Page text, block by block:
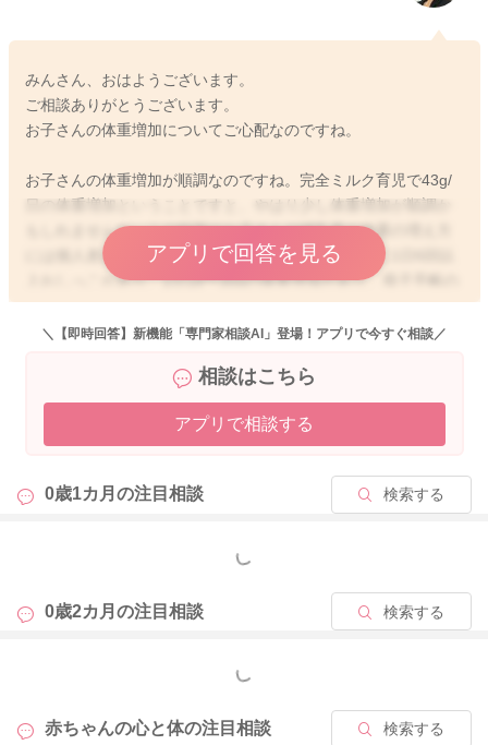
みんさん、おはようございます。
ご相談ありがとうございます。
お子さんの体重増加についてご心配なのですね。
お子さんの体重増加が順調なのですね。完全ミルク育児で43g/
日の体重増加ということですと、やはり少し体重増加が順調か
もしれませんね。この時期のお子さんの哺乳量や体重の増え方
には個人差が大きいですが、目安としては、一般的に1日6回以
上おしっこがあり、1日18〜30gの体重増加があり、母子手帳の
成長曲線のカーブに沿って、お子さんなりの体重増加がみられ
ていれば、哺乳量が適切と言われています。母乳育児とミルク
で今の体重増加であれば、やはり少し飲ませすぎと言われてし
まうことも多いかもしれませんね。ですが、お話を伺う限りで
すと、哺乳量としては1ヶ月半のお子さんにしては、飲ませ過ぎ
は100〜120mlが標準と言われていますので、みんさんのお子さ
んの哺乳量は適量と思いますよ。ただ、お子さんによってミル
でも体重増加が順調だったりすることもあります。3時間経たず
泣いているわけではないことも考えられます。生まれてしばら
くすると、お子さんは周りの状況がよくわかるようになってき
音、声などを常に感じていたのに、近くに感じられなくなるこ
とで、不安になるお子さんも増えてきますよ。ですので、泣い
てママさんを求めることが多いです。成長の証拠でもあるので
アプリで回答を見る
＼【即時回答】新機能「専門家相談AI」登場！アプリで今すぐ相談／
相談はこちら
アプリで相談する
0歳1カ月の注目相談 検索する
もっと見る
0歳2カ月の注目相談 検索する
もっと見る
赤ちゃんの心と体の注目相談 検索する